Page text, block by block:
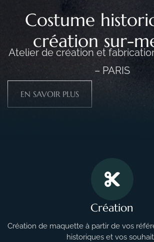
Costume
création sur-
Atelier de création et
– PARIS
EN SAVOIR PLUS
Création
Création de maquette à partir de vos
historiques et vos